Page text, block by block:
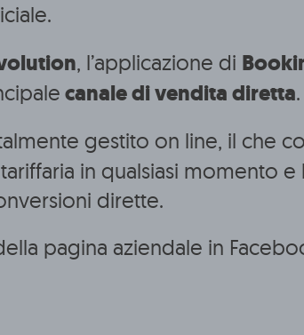
, l’applicazione di
canale di vendita diretta.
gestito on line, il che
in qualsiasi momento
dirette.
pagina aziendale in